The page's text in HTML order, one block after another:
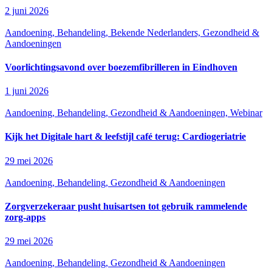
2 juni 2026
Aandoening, Behandeling, Bekende Nederlanders, Gezondheid &
Aandoeningen
Voorlichtingsavond over boezemfibrilleren in Eindhoven
1 juni 2026
Aandoening, Behandeling, Gezondheid & Aandoeningen, Webinar
Kijk het Digitale hart & leefstijl café terug: Cardiogeriatrie
29 mei 2026
Aandoening, Behandeling, Gezondheid & Aandoeningen
Zorgverzekeraar pusht huisartsen tot gebruik rammelende
zorg-apps
29 mei 2026
Aandoening, Behandeling, Gezondheid & Aandoeningen